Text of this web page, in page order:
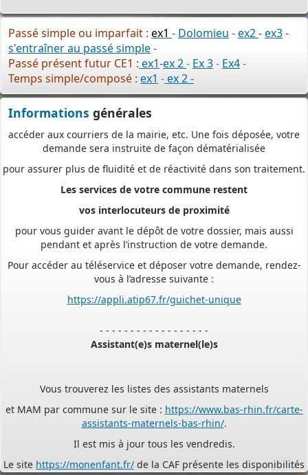
Passé simple ou imparfait : ex1 - Dolomieu -ex2-ex3-
s'entraîner au passé simple-
Passé présent futur CE1 : ex1-ex 2- Ex 3- Ex4-
Temps simple/composé : ex1 -ex 2 -
Informations générales
exemplaires, d’envoyer des plis en recommandé avec accusé de
réception
ou de vous déplacer aux horaires d’ouverture de votre mairie : en
déposant en ligne, vous réaliserez des économies de papier,
de frais d’envoi et de temps. Vous pouvez également suivre en
accéder aux courriers de la mairie, etc. Une fois déposée, votre
demande sera instruite de façon dématérialisée
pour assurer plus de fluidité et de réactivité dans son traitement.
Les services de votre commune restent
pour vous guider avant le dépôt de votre dossier, mais aussi
pendant et après l’instruction de votre demande.
Pour accéder au téléservice et déposer votre demande, rendez-
vous à l’adresse suivante :
Assistant(e)s maternel(le)s
assistants-maternels-bas-rhin/.
https://monenfant.fr/
des assistants maternels.